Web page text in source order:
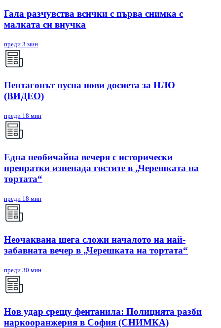
Гала разчувства всички с първа снимка с
малката си внучка
преди 3 мин
Пентагонът пусна нови досиета за НЛО
(ВИДЕО)
преди 18 мин
Една необичайна вечеря с исторически
препратки изненада гостите в „Черешката на
тортата“
преди 18 мин
Неочаквана шега сложи началото на най-
забавната вечер в „Черешката на тортата“
преди 30 мин
Нов удар срещу фентанила: Полицията разби
наркооранжерия в София (СНИМКА)